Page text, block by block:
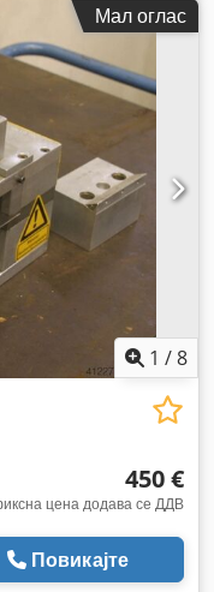
Мал оглас
1 /8
450 €
цена додава се ДДВ
Повикајте